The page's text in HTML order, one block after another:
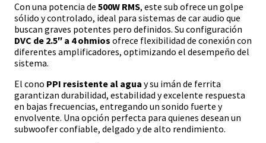
Con una potencia de 500W RMS, este sub ofrece un golpe
sólido y controlado, ideal para sistemas de car audio que
buscan graves potentes pero definidos. Su configuración
DVC de 2.5″ a 4 ohmios ofrece flexibilidad de conexión con
diferentes amplificadores, optimizando el desempeño del
sistema.
El cono PPI resistente al agua y su imán de ferrita
garantizan durabilidad, estabilidad y excelente respuesta
en bajas frecuencias, entregando un sonido fuerte y
envolvente. Una opción perfecta para quienes desean un
subwoofer confiable, delgado y de alto rendimiento.